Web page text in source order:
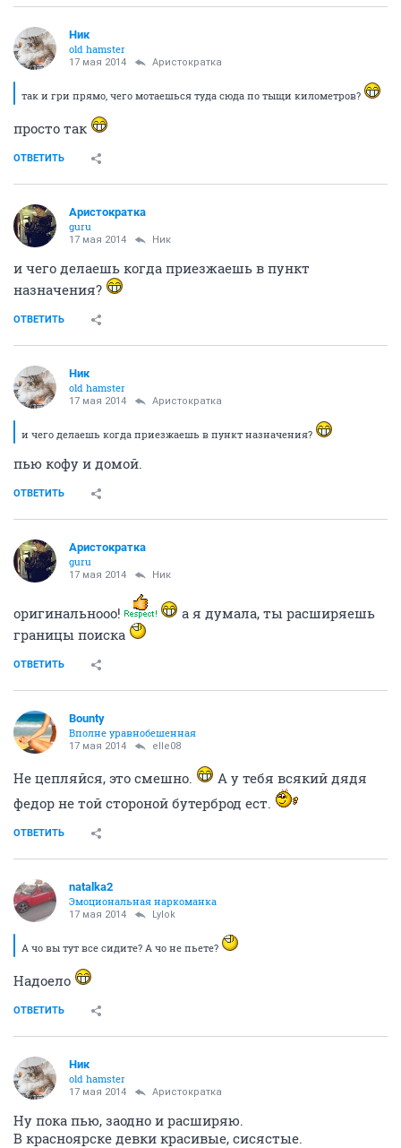
Ник
old hamster
17 мая 2014 Аристократка
так и гри прямо, чего мотаешься туда сюда по тыщи километров?
просто так
ОТВЕТИТЬ
Аристократка
guru
17 мая 2014 Ник
и чего делаешь когда приезжаешь в пункт
назначения?
ОТВЕТИТЬ
Ник
old hamster
17 мая 2014 Аристократка
и чего делаешь когда приезжаешь в пункт назначения?
пью кофу и домой.
ОТВЕТИТЬ
Аристократка
guru
17 мая 2014 Ник
оригинальнооо!
а я думала, ты расширяешь
границы поиска
ОТВЕТИТЬ
Bounty
Вполне уравнобешенная
17 мая 2014 elle08
Не цепляйся, это смешно.
А у тебя всякий дядя
федор не той стороной бутерброд ест.
ОТВЕТИТЬ
natalka2
Эмоциональная наркоманка
17 мая 2014 Lylok
А чо вы тут все сидите? А чо не пьете?
Надоело
ОТВЕТИТЬ
Ник
old hamster
17 мая 2014 Аристократка
Ну пока пью, заодно и расширяю.
В красноярске девки красивые, сисястые.